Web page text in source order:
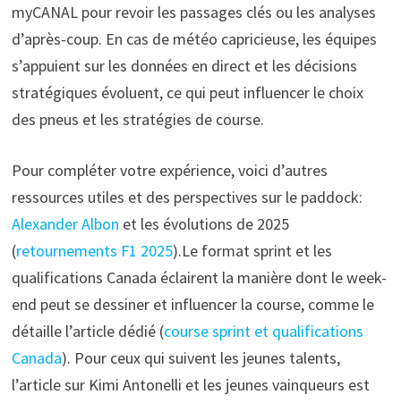
myCANAL pour revoir les passages clés ou les analyses
d’après-coup. En cas de météo capricieuse, les équipes
s’appuient sur les données en direct et les décisions
stratégiques évoluent, ce qui peut influencer le choix
des pneus et les stratégies de course.
Pour compléter votre expérience, voici d’autres
ressources utiles et des perspectives sur le paddock:
Alexander Albon et les évolutions de 2025
(retournements F1 2025).Le format sprint et les
qualifications Canada éclairent la manière dont le week-
end peut se dessiner et influencer la course, comme le
détaille l’article dédié (course sprint et qualifications
Canada). Pour ceux qui suivent les jeunes talents,
l’article sur Kimi Antonelli et les jeunes vainqueurs est